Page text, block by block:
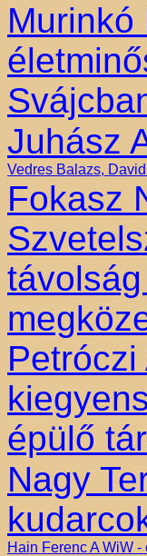
Murinkó
Juhász
Vedres Balazs,
Fokasz
épülő
Nagy
Hain FerencA WiW -